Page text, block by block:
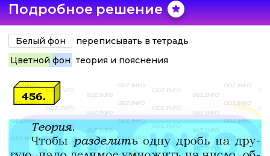
Подробное решение
Белый фон
переписывать в тетрадь
Цветной фон теория и пояснения